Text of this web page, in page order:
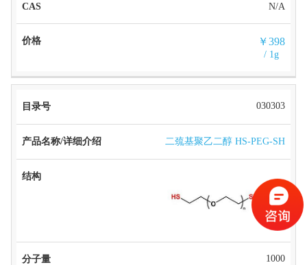
N/A
￥398
/ 1g
030303
二巯基聚乙二醇 HS-PEG-SH
1000